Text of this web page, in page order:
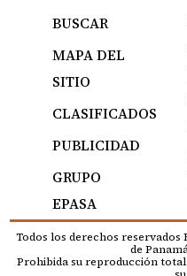
BUSCAR
MAPA DEL
SITIO
CLASIFICADOS
PUBLICIDAD
GRUPO
EPASA
Todos los derechos reservados
de
Prohibida su reproducción